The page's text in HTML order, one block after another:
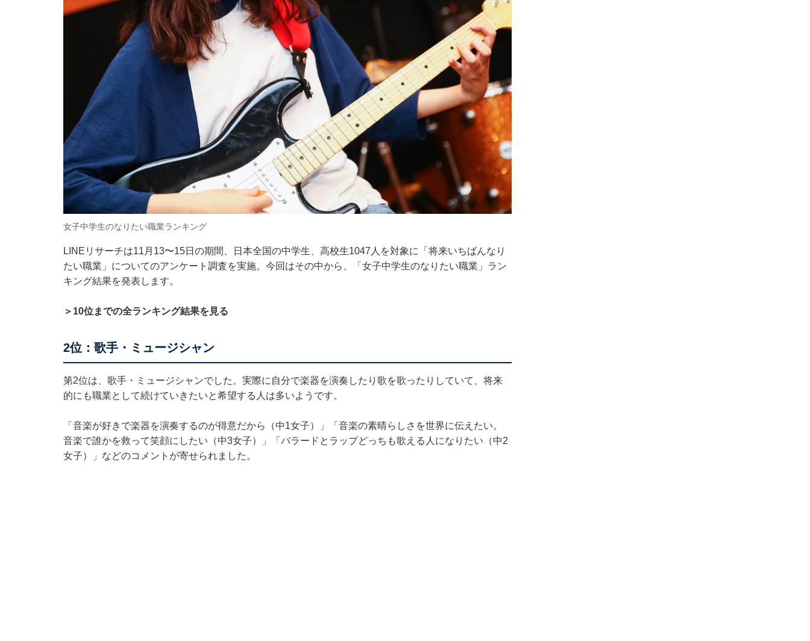
女子中学生のなりたい職業ランキング
LINEリサーチは11月13〜15日の期間、日本全国の中学生、高校生1047人を対象に「将来いちばんなり
たい職業」についてのアンケート調査を実施。今回はその中から、「女子中学生のなりたい職業」ラン
キング結果を発表します。
＞10位までの全ランキング結果を見る
2位：歌手・ミュージシャン
第2位は、歌手・ミュージシャンでした。実際に自分で楽器を演奏したり歌を歌ったりしていて、将来
的にも職業として続けていきたいと希望する人は多いようです。
「音楽が好きで楽器を演奏するのが得意だから（中1女子）」「音楽の素晴らしさを世界に伝えたい。
音楽で誰かを救って笑顔にしたい（中3女子）」「バラードとラップどっちも歌える人になりたい（中2
女子）」などのコメントが寄せられました。